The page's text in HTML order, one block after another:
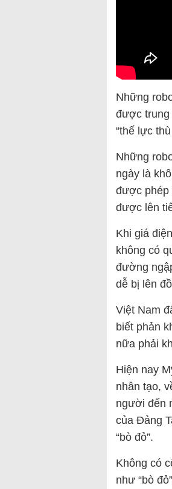
Những
được trung
“thế lực thù
Những
ngày là
được phép
được lên
Khi giá
không có
đường
dễ bị lên
Việt Nam
biết phản
nữa phải
Hiện nay
nhân tạo,
người đến
của Đảng
“bò đỏ”.
Không có
như “bò